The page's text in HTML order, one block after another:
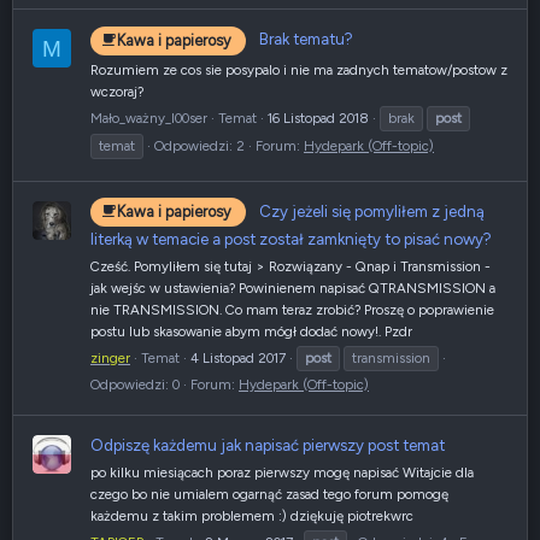
M Kawa i papierosy Brak tematu?
Rozumiem ze cos sie posypalo i nie ma zadnych tematow/postow z
wczoraj?
Mało_ważny_l00ser
Temat 16 Listopad 2018 brak
post
temat
Odpowiedzi: 2 Forum: Hydepark (Off-topic)
Kawa i papierosy
Czy jeżeli się pomyliłem z jedną
literką w temacie a post został zamknięty to pisać nowy?
Cześć. Pomyliłem się tutaj > Rozwiązany - Qnap i Transmission -
jak wejśc w ustawienia? Powinienem napisać QTRANSMISSION a
nie TRANSMISSION. Co mam teraz zrobić? Proszę o poprawienie
postu lub skasowanie abym mógł dodać nowy!. Pzdr
zinger
Temat 4 Listopad 2017 post
transmission
Odpowiedzi: 0
Forum: Hydepark (Off-topic)
Odpiszę każdemu jak napisać pierwszy post temat
po kilku miesiącach poraz pierwszy mogę napisać Witajcie dla
czego bo nie umialem ogarnąć zasad tego forum pomogę
każdemu z takim problemem :) dziękuję piotrekwrc